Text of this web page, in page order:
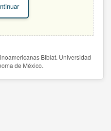
Biblat. Universidad
de México.